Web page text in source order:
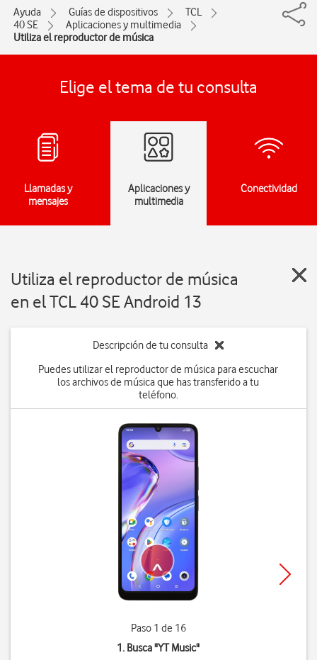
Ayuda Guías de dispositivos
TCL
40 SE
Aplicaciones y multimedia
Utiliza el reproductor de música
Elige el tema de tu consulta
Llamadas y
mensajes
Aplicaciones y
multimedia
Conectividad
Utiliza el reproductor de música
en el TCL 40 SE Android 13
Descripción de tu consulta
Puedes utilizar el reproductor de música para escuchar
los archivos de música que has transferido a tu
teléfono.
Paso 1 de 16
1. Busca "YT Music"